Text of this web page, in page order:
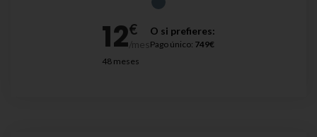
48 meses
O si prefieres:
Pago único: 749€